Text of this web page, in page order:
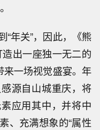
“年关”，因此，《熊
出一座独一无二的
来一场视觉盛宴。年
源自山城重庆，将
应用其中，并将中
、充满想象的“属性